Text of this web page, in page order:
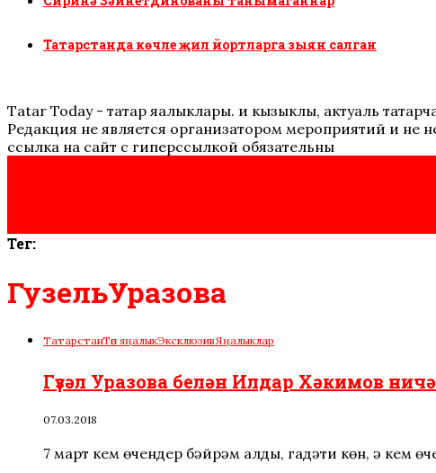
Татарстанда көчле җил йортларга зыян салган
Tatar Today - татар яңалыклары. иң кызыклы, актуаль
Редакция не является организатором мероприятий и не
ссылка на сайт с гиперссылкой обязательны
Тег:
ГузельУразова
ТатарстанТөп яңалыкЭксклюзивЯңалыклар
Гүзәл Уразова белән Илдар Хәкимов
07.03.2018
7 март кем өчендер бәйрәм алды, гадәти көн, ә кем